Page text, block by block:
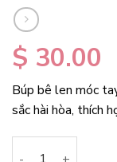
$ 30.00
Búp bê len móc
sắc hài hòa, thích